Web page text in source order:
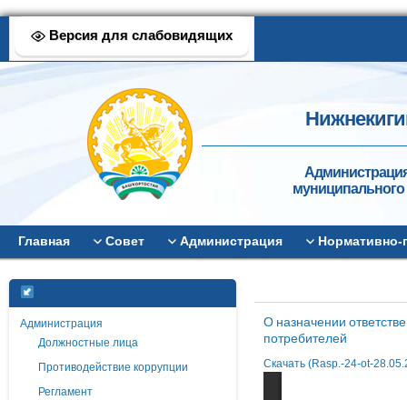
Версия для слабовидящих
муниципального
Главная Совет Администрация
Администрация
Должностные лица
Противодействие коррупции
Регламент
О назначении
потребителей
Скачать (Rasp.-24-ot-